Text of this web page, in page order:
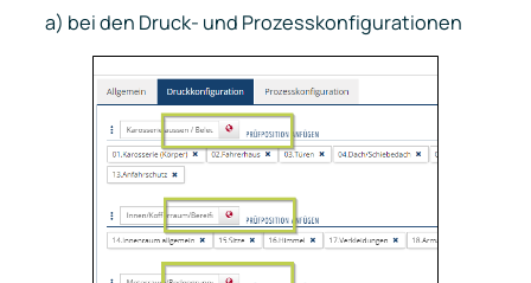
a) bei den Druck- und Prozesskonfigurationen